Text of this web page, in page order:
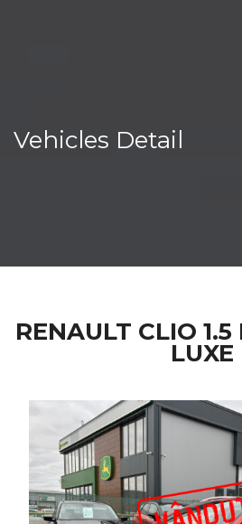
Vehicles Detail
RENAULT CLIO 1.5
LUXE